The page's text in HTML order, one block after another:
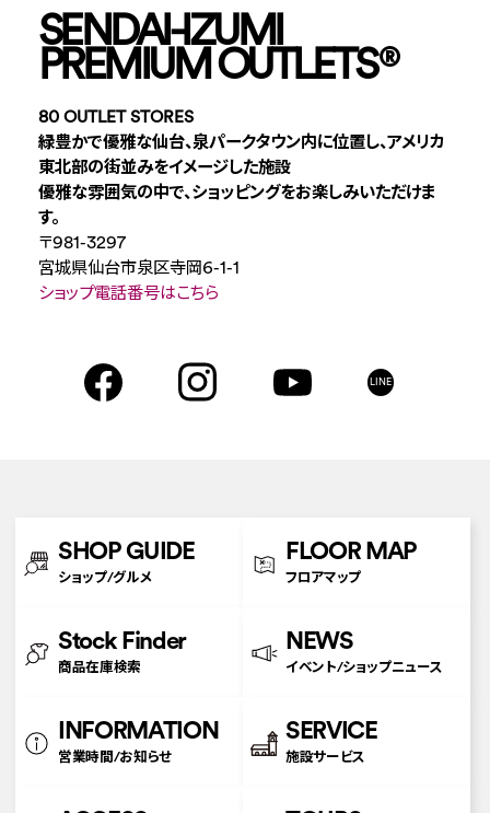
SENDAI-IZUMI
PREMIUM OUTLETS®
80 OUTLET STORES
緑豊かで優雅な仙台、泉パークタウン内に位置し、アメリカ
東北部の街並みをイメージした施設
優雅な雰囲気の中で、ショッピングをお楽しみいただけま
す。
〒981-3297
宮城県仙台市泉区寺岡6-1-1
ショップ電話番号はこちら
LINE
SHOP GUIDE
ショップ/グルメ
FLOOR MAP
フロアマップ
Stock Finder
商品在庫検索
NEWS
イベント/ショップニュース
INFORMATION
営業時間/お知らせ
SERVICE
施設サービス